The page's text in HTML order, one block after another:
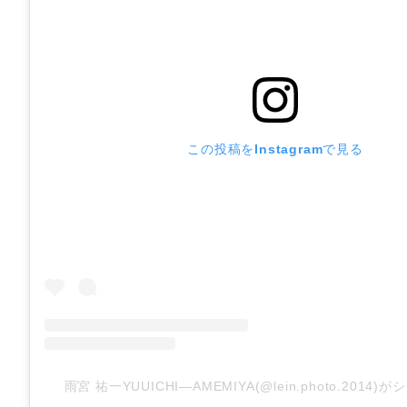
この投稿をInstagramで見る
雨宮 祐一YUUICHI―AMEMIYA(@lein.photo.2014)がシ